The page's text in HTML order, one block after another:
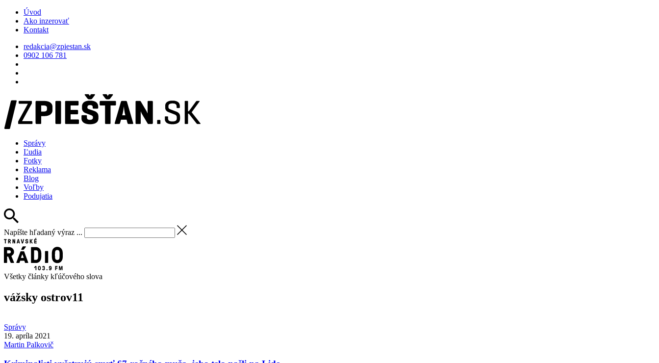
Úvod
Ako inzerovať
Kontakt
redakcia@zpiestan.sk
0902 106 781
Správy
Ľudia
Fotky
Reklama
Blog
Voľby
Podujatia
Napíšte hľadaný výraz ...
Všetky články kľúčového slova
vážsky ostrov11
Správy
19. apríla 2021
Martin Palkovič